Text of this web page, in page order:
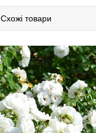
Схожі товари